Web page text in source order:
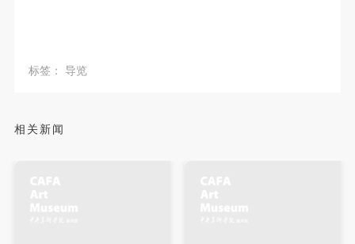
标签： 导览
相关新闻
费用。
本协议的补充协议，并不得违反相关法律法规规定。
费用。
本协议的补充协议，并不得违反相关法律法规规定。
费用。
本协议的补充协议，并不得违反相关法律法规规定。